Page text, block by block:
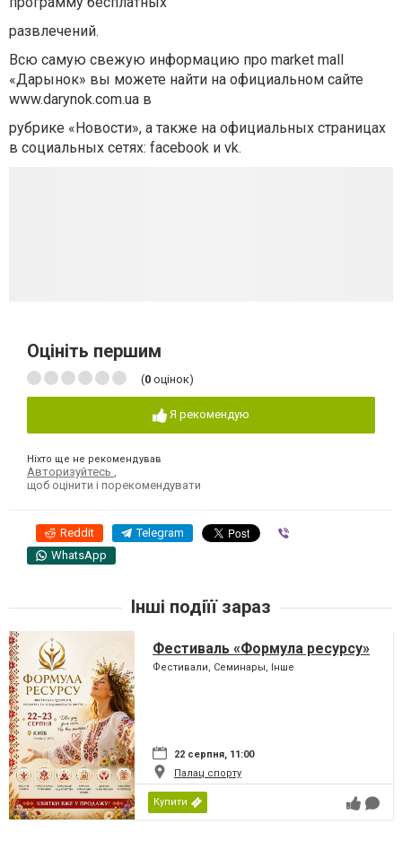
развлечений.
Всю самую свежую информацию про market mall
«Дарынок» вы можете найти на официальном сайте
www.darynok.com.ua в
рубрике «Новости», а также на официальных страницах
в социальных сетях: facebook и vk.
Оцініть першим
(0 оцінок)
Я рекомендую
Ніхто ще не рекомендував
Авторизуйтесь
щоб оцінити і порекомендувати
Reddit Telegram
WhatsApp
Інші подіїї зараз
Фестиваль «Формула ресурсу»
Фестивали, Семинары, Інше
22 серпня, 11:00
Палац спорту
Купити